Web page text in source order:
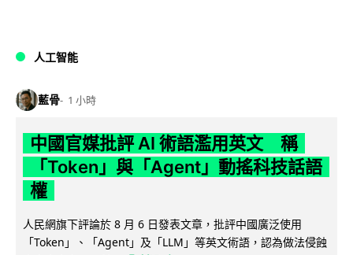
人工智能
藍骨 1 小時
中國官媒批評 AI 術語濫用英文 稱
「Token」與「Agent」動搖科技話語
權
人民網旗下評論於 8 月 6 日發表文章，批評中國廣泛使用
「Token」、「Agent」及「LLM」等英文術語，認為做法侵蝕